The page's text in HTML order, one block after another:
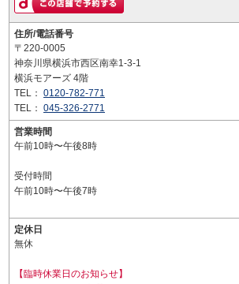
住所/電話番号
〒220-0005
神奈川県横浜市西区南幸1-3-1
横浜モアーズ 4階
TEL： 0120-782-771
TEL： 045-326-2771
営業時間
午前10時〜午後8時
受付時間
午前10時〜午後7時
定休日
無休
【臨時休業日のお知らせ】